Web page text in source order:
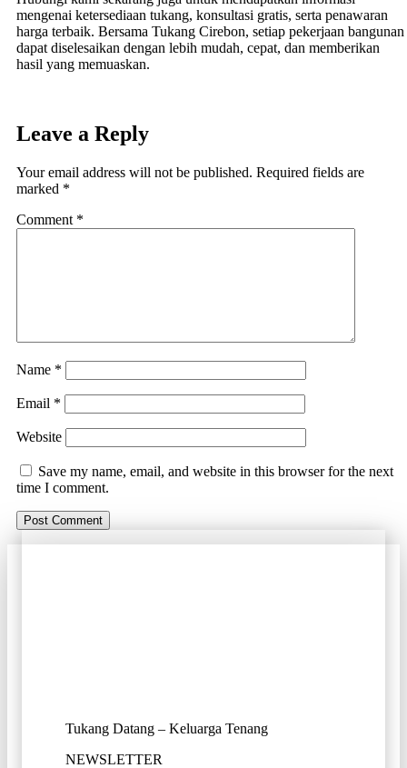
mengenai ketersediaan tukang, konsultasi gratis, serta penawaran
harga terbaik. Bersama Tukang Cirebon, setiap pekerjaan bangunan
dapat diselesaikan dengan lebih mudah, cepat, dan memberikan
hasil yang memuaskan.
Leave a Reply
Your email address will not be published. Required fields are
marked *
Comment *
Name *
Email *
Website
Save my name, email, and website in this browser for the next
time I comment.
Tukang Datang – Keluarga Tenang
NEWSLETTER